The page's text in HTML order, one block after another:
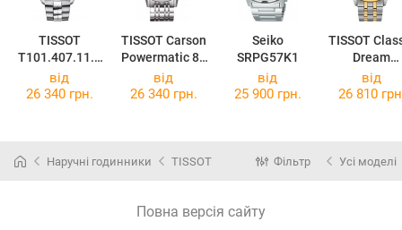
TISSOT
T101.407.11.0
31.00
TISSOT Carson
Powermatic 80
T085.407.11.0
11.00
Seiko
SRPG57K1
TISSOT
Dream
Powermatic
від
26 340 грн.
від
26 340 грн.
від
25 900 грн.
від
26 810
Наручні годинники TISSOT Фільтр Усі моделі
Повна версія сайту